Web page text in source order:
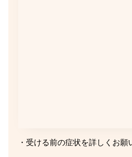
・受ける前の症状を詳しくお願